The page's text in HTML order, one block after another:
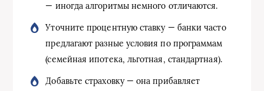
— иногда алгоритмы немного отличаются.
Уточните процентную ставку — банки часто
предлагают разные условия по программам
(семейная ипотека, льготная, стандартная).
Добавьте страховку — она прибавляет